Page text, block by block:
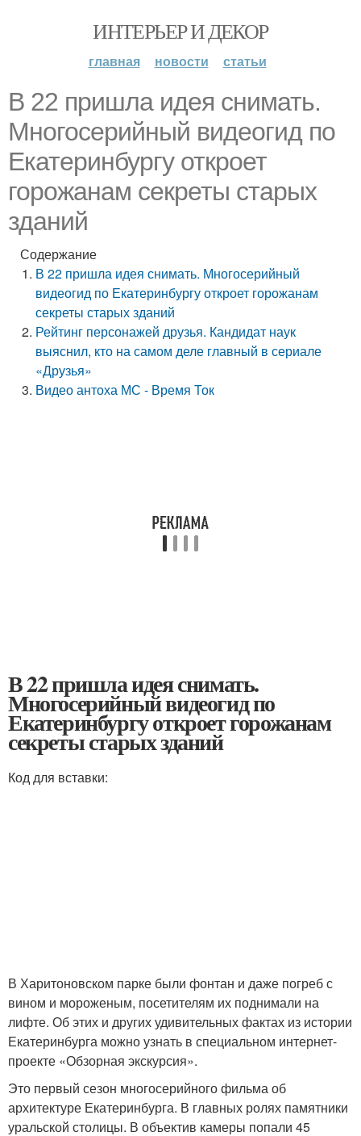
ИНТЕРЬЕР И ДЕКОР
главная новости статьи
В 22 пришла идея снимать.
Многосерийный видеогид по
Екатеринбургу откроет
горожанам секреты старых
зданий
Содержание
В 22 пришла идея снимать. Многосерийный
видеогид по Екатеринбургу откроет горожанам
секреты старых зданий
Рейтинг персонажей друзья. Кандидат наук
выяснил, кто на самом деле главный в сериале
«Друзья»
Видео антоха МС - Время Ток
В 22 пришла идея снимать.
Многосерийный видеогид по
Екатеринбургу откроет горожанам
секреты старых зданий
Код для вставки:
В Харитоновском парке были фонтан и даже погреб с
вином и мороженым, посетителям их поднимали на
лифте. Об этих и других удивительных фактах из истории
Екатеринбурга можно узнать в специальном интернет-
проекте «Обзорная экскурсия».
Это первый сезон многосерийного фильма об
архитектуре Екатеринбурга. В главных ролях памятники
уральской столицы. В объектив камеры попали 45